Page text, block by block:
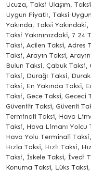
Ucuza, Taksi Ulaşım,
Uygun Fiyatlı, Taksi
Yakında, Taksi Yakındaki,
Taksi Yakınınızdaki, 7 24
Taksi, Acilen Taksi, Adres
Taksi, Arayın Taksi,
Bulun Taksi, Çabuk Taksi,
Taksi, Durağı Taksi,
Taksi, En Yakında Taksi,
Taksi, Gece Taksi, Gececi
Güvenilir Taksi, Güvenli
Terminali Taksi, Hava
Taksi, Hava Limanı
Hava Yolu Terminali
Hızla Taksi, Hızlı Taksi,
Taksi, İskele Taksi, İvedi
Konuma Taksi, Lüks